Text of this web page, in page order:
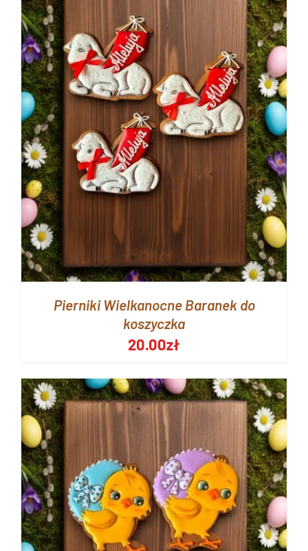
Pierniki Wielkanocne Baranek do
koszyczka
20.00zł